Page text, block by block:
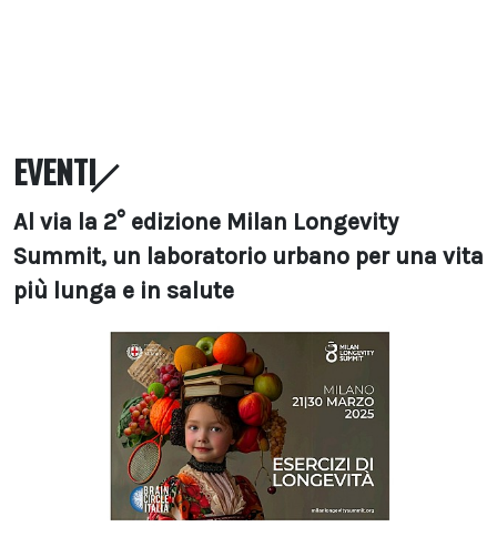
EVENTI
Al via la 2° edizione Milan Longevity
Summit, un laboratorio urbano per una vita
più lunga e in salute